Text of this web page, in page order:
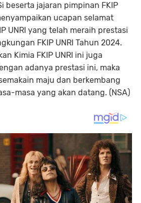
beserta jajaran pimpinan FKIP
ucapan selamat
UNRI yang telah meraih prestasi
FKIP UNRI Tahun 2024.
Kimia FKIP UNRI ini juga
adanya prestasi ini, maka
maju dan berkembang
masa yang akan datang. (NSA)